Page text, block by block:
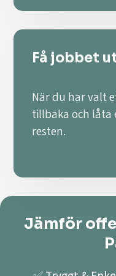
Få jobbet
När du har valt
tillbaka och låta
resten.
Jämför